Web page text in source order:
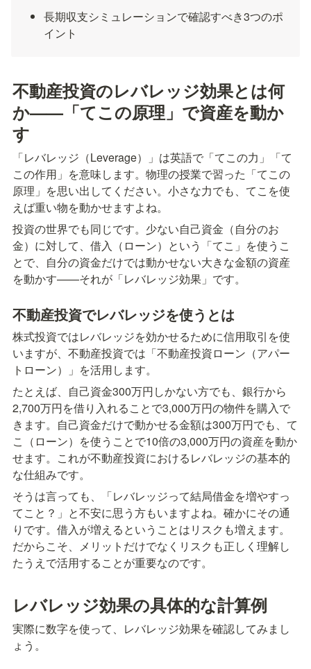
長期収支シミュレーションで確認すべき3つのポ
イント
不動産投資のレバレッジ効果とは何
か——「てこの原理」で資産を動か
す
「レバレッジ（Leverage）」は英語で「てこの力」「て
この作用」を意味します。物理の授業で習った「てこの
原理」を思い出してください。小さな力でも、てこを使
えば重い物を動かせますよね。
投資の世界でも同じです。少ない自己資金（自分のお
金）に対して、借入（ローン）という「てこ」を使うこ
とで、自分の資金だけでは動かせない大きな金額の資産
を動かす——それが「レバレッジ効果」です。
不動産投資でレバレッジを使うとは
株式投資ではレバレッジを効かせるために信用取引を使
いますが、不動産投資では「不動産投資ローン（アパー
トローン）」を活用します。
たとえば、自己資金300万円しかない方でも、銀行から
2,700万円を借り入れることで3,000万円の物件を購入で
きます。自己資金だけで動かせる金額は300万円でも、て
こ（ローン）を使うことで10倍の3,000万円の資産を動か
せます。これが不動産投資におけるレバレッジの基本的
な仕組みです。
そうは言っても、「レバレッジって結局借金を増やすっ
てこと？」と不安に思う方もいますよね。確かにその通
りです。借入が増えるということはリスクも増えます。
だからこそ、メリットだけでなくリスクも正しく理解し
たうえで活用することが重要なのです。
レバレッジ効果の具体的な計算例
実際に数字を使って、レバレッジ効果を確認してみまし
ょう。